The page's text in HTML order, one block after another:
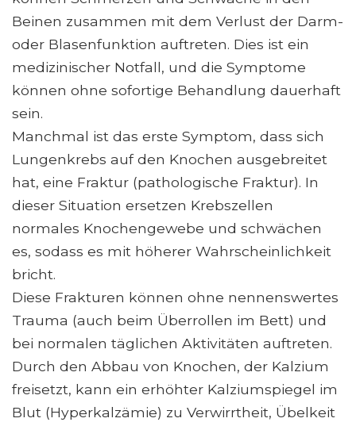
Beinen zusammen mit dem Verlust der Darm-
oder Blasenfunktion auftreten. Dies ist ein
medizinischer Notfall, und die Symptome
können ohne sofortige Behandlung dauerhaft
sein.
Manchmal ist das erste Symptom, dass sich
Lungenkrebs auf den Knochen ausgebreitet
hat, eine Fraktur (pathologische Fraktur). In
dieser Situation ersetzen Krebszellen
normales Knochengewebe und schwächen
es, sodass es mit höherer Wahrscheinlichkeit
bricht.
Diese Frakturen können ohne nennenswertes
Trauma (auch beim Überrollen im Bett) und
bei normalen täglichen Aktivitäten auftreten.
Durch den Abbau von Knochen, der Kalzium
freisetzt, kann ein erhöhter Kalziumspiegel im
Blut (Hyperkalzämie) zu Verwirrtheit, Übelkeit